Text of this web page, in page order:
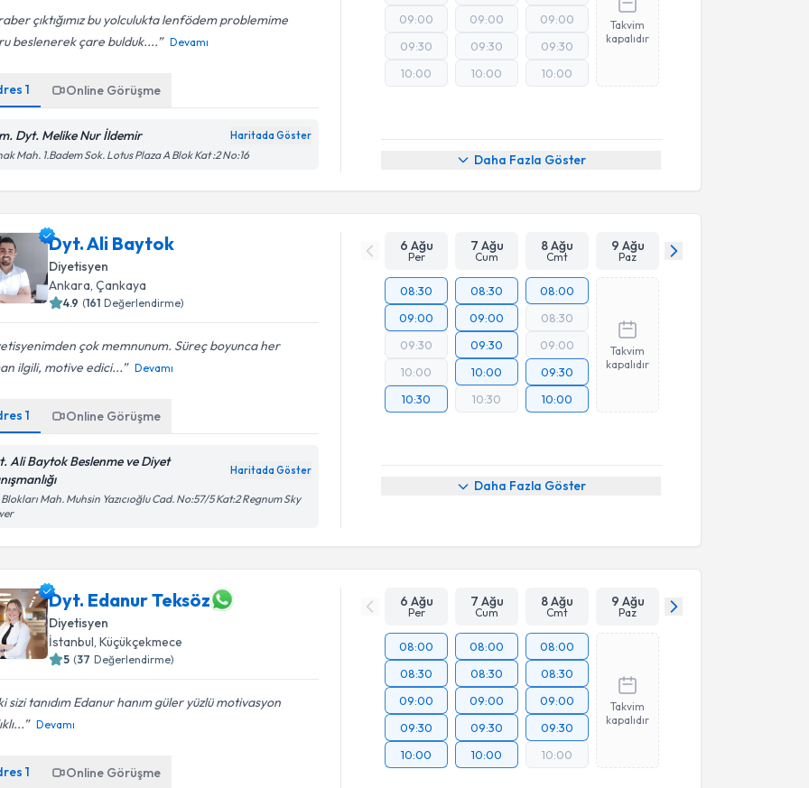
çıktığımız bu yolculukta lenfödem problemime
beslenerek çare bulduk....
Devamı
1 Online Görüşme
Dyt. Melike Nur İldemir Haritada Göster
Mah. 1.Badem Sok. Lotus Plaza A Blok Kat :2 No:16
09:00
09:30
10:00
09:00
09:30
10:00
09:00
09:30
10:00
Takvim
kapalıdır
Daha Fazla Göster
Dyt. Ali Baytok
Diyetisyen
Ankara, Çankaya
4.9 (161 Değerlendirme)
çok memnunum. Süreç boyunca her
ilgili, motive edici...
Devamı
1 Online Görüşme
Ali Baytok Beslenme ve Diyet
Haritada Göster
Blokları Mah. Muhsin Yazıcıoğlu Cad. No:57/5 Kat:2 Regnum Sky
6 Ağu
Per
7 Ağu
Cum
8 Ağu
Cmt
9 Ağu
Paz
08:30
09:00
09:30
10:00
10:30
08:30
09:00
09:30
10:00
10:30
08:00
08:30
09:00
09:30
10:00
Takvim
kapalıdır
Daha Fazla Göster
Dyt. Edanur Teksöz
Diyetisyen
İstanbul, Küçükçekmece
5 (37 Değerlendirme)
sizi tanıdım Edanur hanım güler yüzlü motivasyon
Devamı
1 Online Görüşme
6 Ağu
Per
7 Ağu
Cum
8 Ağu
Cmt
9 Ağu
Paz
08:00
08:30
09:00
09:30
10:00
08:00
08:30
09:00
09:30
10:00
08:00
08:30
09:00
09:30
10:00
Takvim
kapalıdır